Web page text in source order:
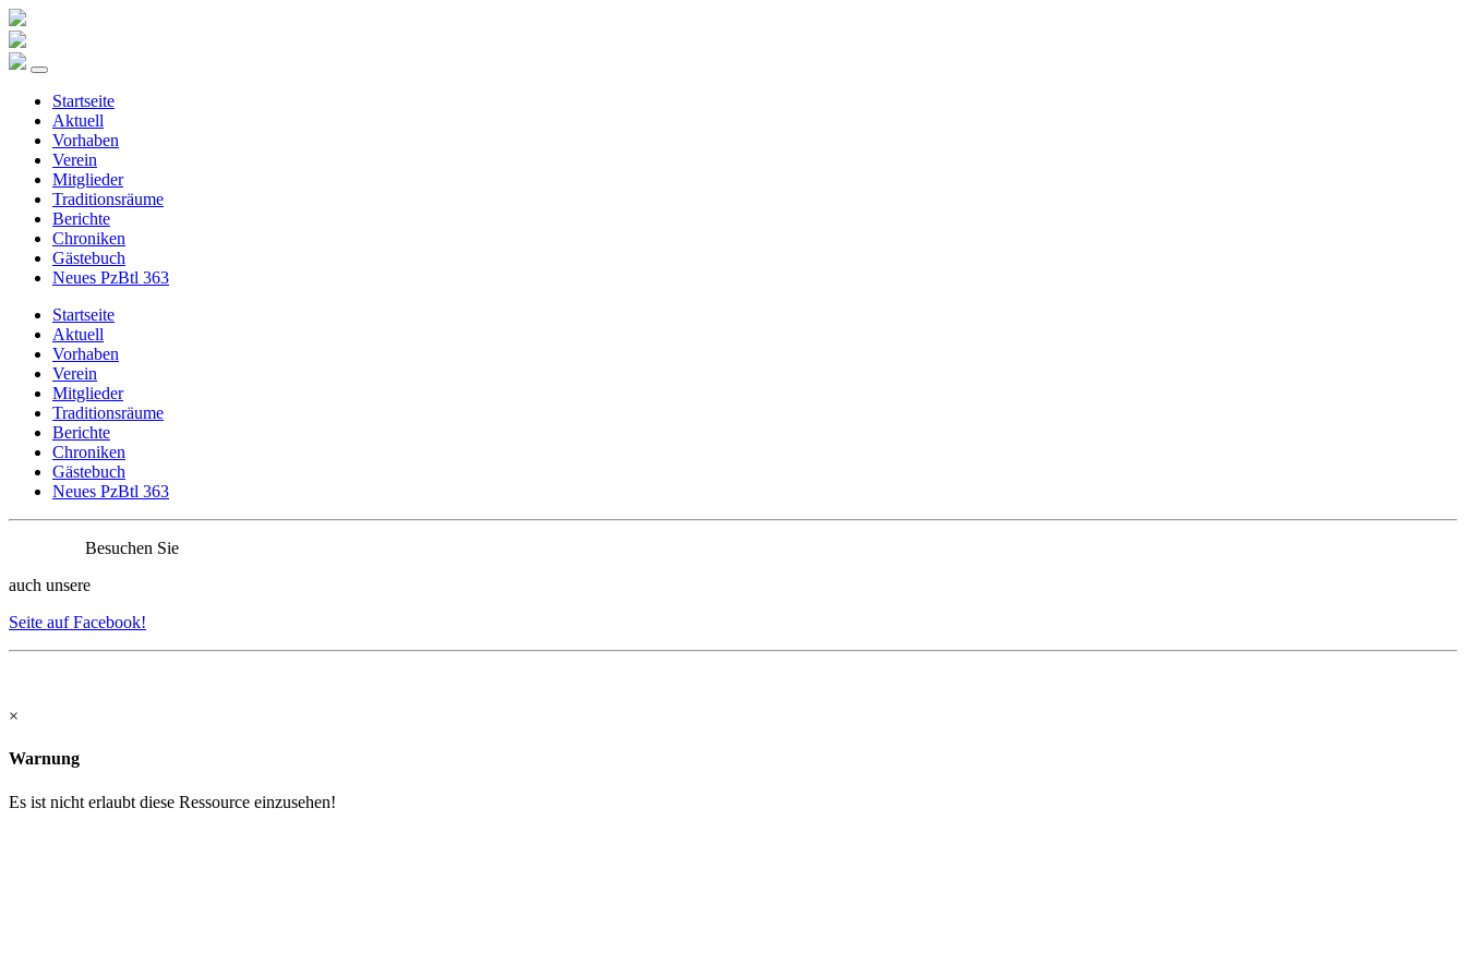
Startseite
Aktuell
Vorhaben
Verein
Mitglieder
Traditionsräume
Berichte
Chroniken
Gästebuch
Neues PzBtl 363
Startseite
Aktuell
Vorhaben
Verein
Mitglieder
Traditionsräume
Berichte
Chroniken
Gästebuch
Neues PzBtl 363
Besuchen Sie
auch unsere
Seite auf Facebook!
×
Warnung
Es ist nicht erlaubt diese Ressource einzusehen!